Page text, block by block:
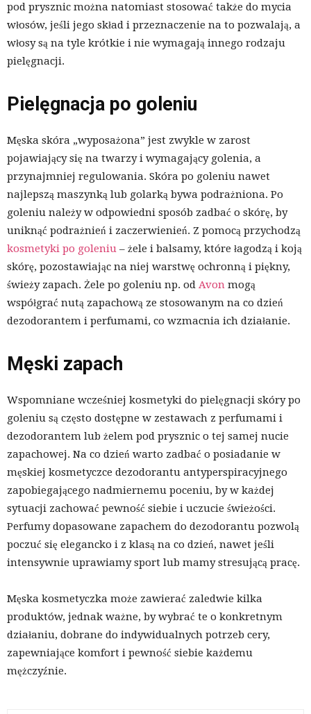
pod prysznic można natomiast stosować także do mycia
włosów, jeśli jego skład i przeznaczenie na to pozwalają, a
włosy są na tyle krótkie i nie wymagają innego rodzaju
pielęgnacji.
Pielęgnacja po goleniu
Męska skóra „wyposażona” jest zwykle w zarost
pojawiający się na twarzy i wymagający golenia, a
przynajmniej regulowania. Skóra po goleniu nawet
najlepszą maszynką lub golarką bywa podrażniona. Po
goleniu należy w odpowiedni sposób zadbać o skórę, by
uniknąć podrażnień i zaczerwienień. Z pomocą przychodzą
kosmetyki po goleniu – żele i balsamy, które łagodzą i koją
skórę, pozostawiając na niej warstwę ochronną i piękny,
świeży zapach. Żele po goleniu np. od Avon mogą
współgrać nutą zapachową ze stosowanym na co dzień
dezodorantem i perfumami, co wzmacnia ich działanie.
Męski zapach
Wspomniane wcześniej kosmetyki do pielęgnacji skóry po
goleniu są często dostępne w zestawach z perfumami i
dezodorantem lub żelem pod prysznic o tej samej nucie
zapachowej. Na co dzień warto zadbać o posiadanie w
męskiej kosmetyczce dezodorantu antyperspiracyjnego
zapobiegającego nadmiernemu poceniu, by w każdej
sytuacji zachować pewność siebie i uczucie świeżości.
Perfumy dopasowane zapachem do dezodorantu pozwolą
poczuć się elegancko i z klasą na co dzień, nawet jeśli
intensywnie uprawiamy sport lub mamy stresującą pracę.
Męska kosmetyczka może zawierać zaledwie kilka
produktów, jednak ważne, by wybrać te o konkretnym
działaniu, dobrane do indywidualnych potrzeb cery,
zapewniające komfort i pewność siebie każdemu
mężczyźnie.